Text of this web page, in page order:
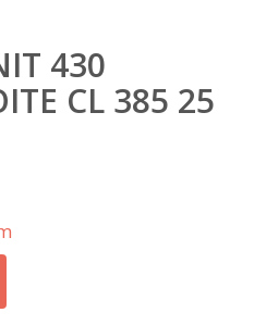
430
CL 385 25